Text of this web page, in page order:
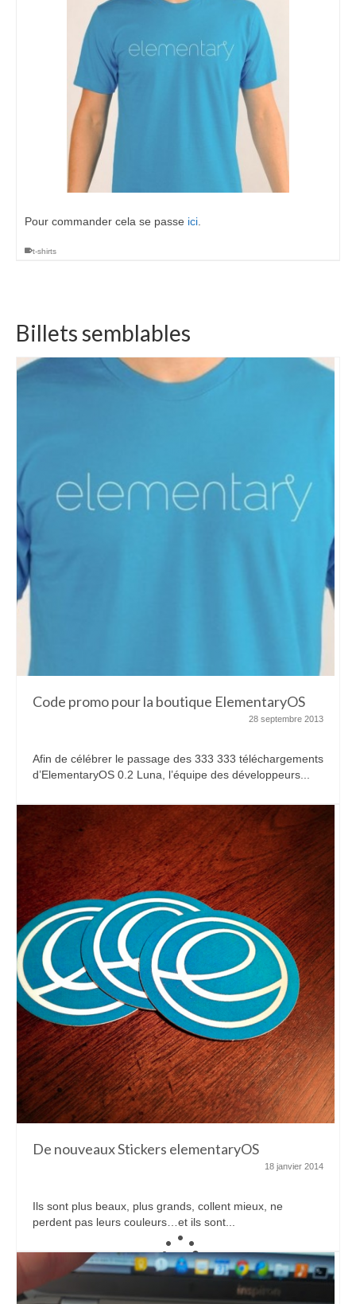
Pour commander cela se passe ici
t-shirts
Billets semblables
Code promo pour la boutique ElementaryOS
28 septembre 2013
Afin de célébrer le passage des 333 333 téléchargements
d’ElementaryOS 0.2 Luna, l’équipe des développeurs...
De nouveaux Stickers elementaryOS
18 janvier 2014
Ils sont plus beaux, plus grands, collent mieux, ne
perdent pas leurs couleurs…et ils sont...